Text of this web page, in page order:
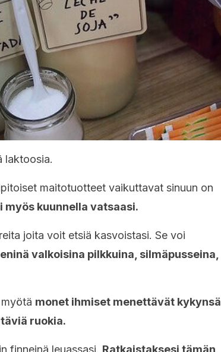
laktoosia.
maitotuotteet vaikuttavat sinuun on
myös kuunnella vatsaasi.
joita voit etsiä kasvoistasi. Se voi
valkoisina pilkkuina, silmäpusseina,
monet ihmiset menettävät kykynsä
ruokia.
finneinä leuassasi. Ratkaistaksesi tämän